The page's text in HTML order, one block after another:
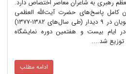
رهبری به شاعران معاصر اختصاص دارد.
پاسخ‌های حضرت آیت‌الله العظمی
خامنه‌ای به پرسش‌های دانشجویان در ۹ دیدار (طی سال‌های ۱۳۸۲-۱۳۷۷)
بیست و هفتمین دوره نمایشگاه
شد....
ادامه مطلب